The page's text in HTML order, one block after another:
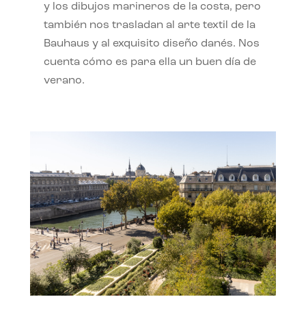
y los dibujos marineros de la costa, pero
también nos trasladan al arte textil de la
Bauhaus y al exquisito diseño danés. Nos
cuenta cómo es para ella un buen día de
verano.